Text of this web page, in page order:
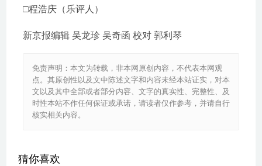
□程浩庆（乐评人）
新京报编辑 吴龙珍 吴奇函 校对 郭利琴
免责声明：本文为转载，非本网原创内容，不代表本网观
点。其原创性以及文中陈述文字和内容未经本站证实，对本
文以及其中全部或者部分内容、文字的真实性、完整性、及
时性本站不作任何保证或承诺，请读者仅作参考，并请自行
核实相关内容。
猜你喜欢